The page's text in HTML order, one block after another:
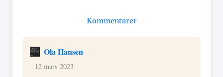
Kommentarer
Ola Hansen
12 mars 2023